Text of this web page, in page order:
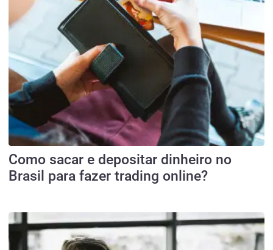
Como sacar e depositar dinheiro no
Brasil para fazer trading online?